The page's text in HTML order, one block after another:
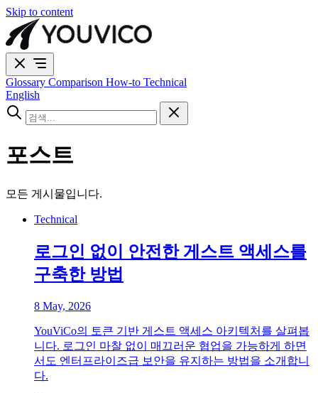
Skip to content
Glossary Comparison How-to Technical
English
포스트
모든 게시물입니다.
Technical
로그인 없이 안전한 게스트 액세스를
구축한 방법
8 May, 2026
YouViCo의 토큰 기반 게스트 액세스 아키텍처를 살펴봅
니다. 로그인 마찰 없이 매끄러운 협업을 가능하게 하면
서도 엔터프라이즈급 보안을 유지하는 방법을 소개합니
다.